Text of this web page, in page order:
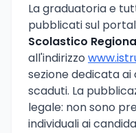
La graduatoria e
pubblicati sul
Scolastico
all'indirizzo
sezione dedicata
scaduti. La
legale: non sono
individuali ai